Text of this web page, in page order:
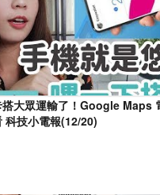
大眾運輸了！Google Maps
科技小電報(12/20)